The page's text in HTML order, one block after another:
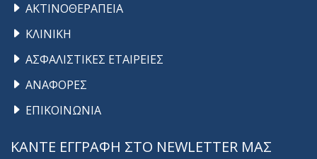
ΑΚΤΙΝΟΘΕΡΑΠΕΙΑ
ΚΛΙΝΙΚΗ
ΑΣΦΑΛΙΣΤΙΚΕΣ ΕΤΑΙΡΕΙΕΣ
ΑΝΑΦΟΡΕΣ
ΕΠΙΚΟΙΝΩΝΙΑ
ΚΑΝΤΕ ΕΓΓΡΑΦΗ ΣΤΟ NEWLETTER ΜΑΣ